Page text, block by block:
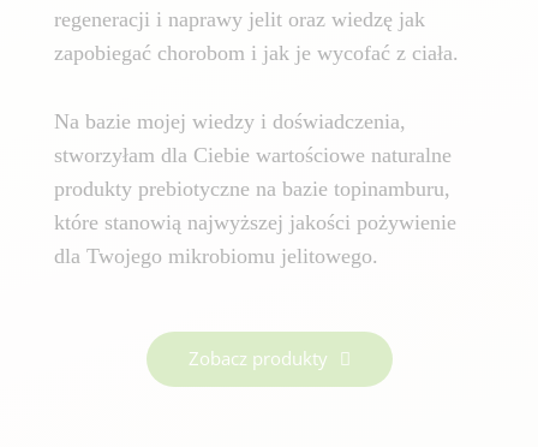
regeneracji i naprawy jelit oraz wiedzę jak
zapobiegać chorobom i jak je wycofać z ciała.
Na bazie mojej wiedzy i doświadczenia,
stworzyłam dla Ciebie wartościowe naturalne
produkty prebiotyczne na bazie topinamburu,
które stanowią najwyższej jakości pożywienie
dla Twojego mikrobiomu jelitowego.
Zobacz produkty